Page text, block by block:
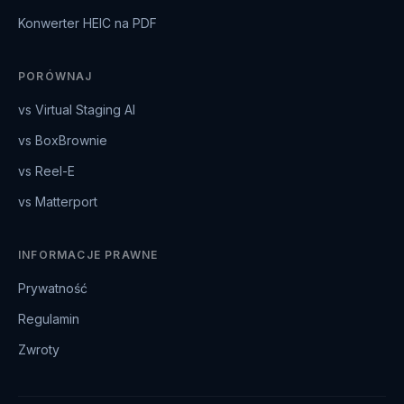
Konwerter HEIC na PDF
PORÓWNAJ
vs Virtual Staging AI
vs BoxBrownie
vs Reel-E
vs Matterport
INFORMACJE PRAWNE
Prywatność
Regulamin
Zwroty